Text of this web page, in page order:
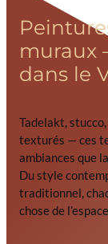
muraux
dans le
Tadelakt,
texturés — ces
ambiances que
Du style
traditionnel,
chose de